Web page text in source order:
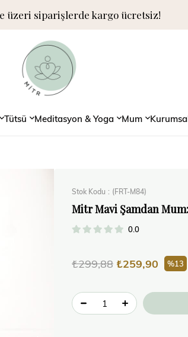
üzeri siparişlerde kargo ücretsiz!
Tütsü Meditasyon & Yoga Mum
Stok Kodu (FRT-M84)
Mitr Mavi Şamdan
0.0
₺299,88 ₺259,90 13